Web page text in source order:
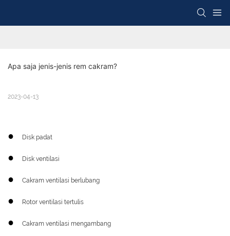
Apa saja jenis-jenis rem cakram?
2023-04-13
● Disk padat
● Disk ventilasi
● Cakram ventilasi berlubang
● Rotor ventilasi tertulis
● Cakram ventilasi mengambang